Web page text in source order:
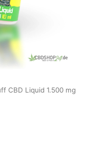
CBD Liquid 1.500 mg